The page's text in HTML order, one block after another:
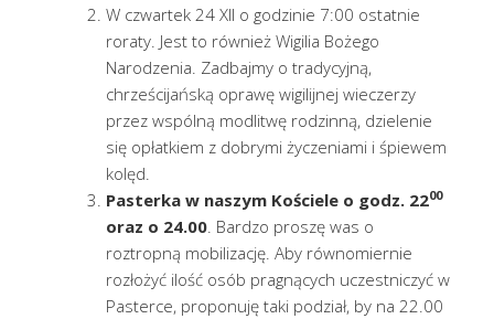
W czwartek 24 XII o godzinie 7:00 ostatnie
roraty. Jest to również Wigilia Bożego
Narodzenia. Zadbajmy o tradycyjną,
chrześcijańską oprawę wigilijnej wieczerzy
przez wspólną modlitwę rodzinną, dzielenie
się opłatkiem z dobrymi życzeniami i śpiewem
kolęd.
Pasterka w naszym Kościele o godz. 2200
oraz o 24.00 . Bardzo proszę was o
roztropną mobilizację. Aby równomiernie
rozłożyć ilość osób pragnących uczestniczyć w
Pasterce, proponuję taki podział, by na 22.00